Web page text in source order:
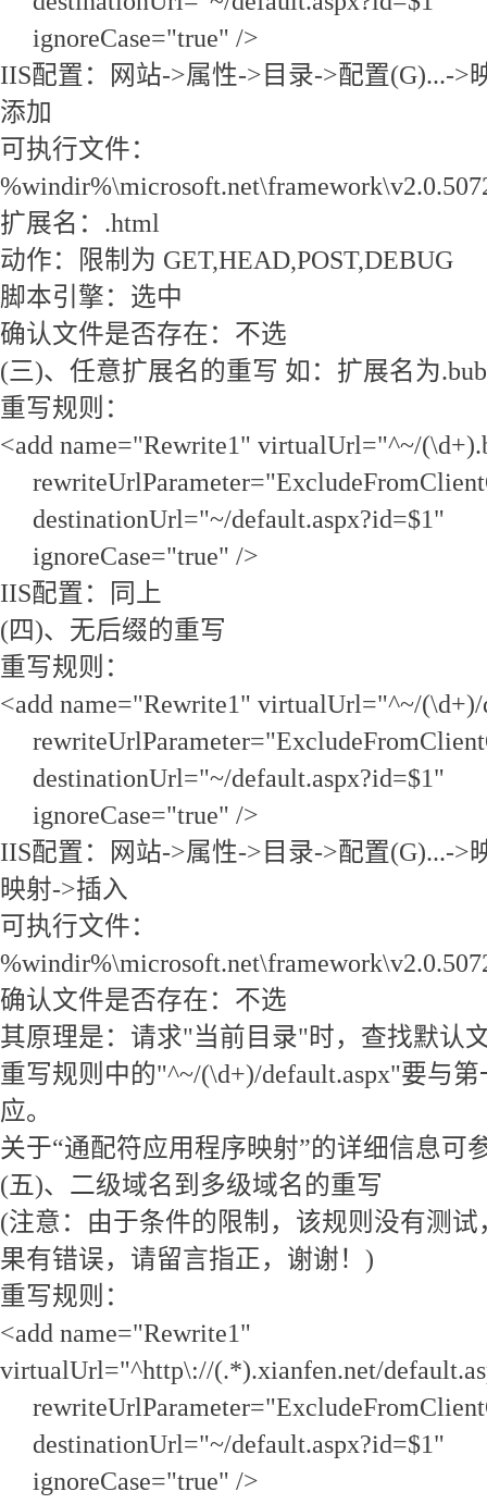
ignoreCase="true" />
IIS配置：网站->属性->目录->配置(G)...->
添加
可执行文件：
扩展名：.html
动作：限制为 GET,HEAD,POST,DEBUG
脚本引擎：选中
确认文件是否存在：不选
(三)、任意扩展名的重写 如：扩展名为
重写规则：
<add name="Rewrite1" virtualUrl="^~/
destinationUrl="~/default.aspx?id=$1"
ignoreCase="true" />
IIS配置：同上
(四)、无后缀的重写
重写规则：
<add name="Rewrite1" virtualUrl="^~/
destinationUrl="~/default.aspx?id=$1"
ignoreCase="true" />
IIS配置：网站->属性->目录->配置(G)...->
映射->插入
可执行文件：
确认文件是否存在：不选
其原理是：请求"当前目录"时，查找默认
重写规则中的"^~/(\d+)/default.aspx"要与
应。
关于“通配符应用程序映射”的详细信息可
(五)、二级域名到多级域名的重写
(注意：由于条件的限制，该规则没有测
果有错误，请留言指正，谢谢！)
重写规则：
<add name="Rewrite1"
virtualUrl="^http\://(.*).xianfen.net/
destinationUrl="~/default.aspx?id=$1"
ignoreCase="true" />